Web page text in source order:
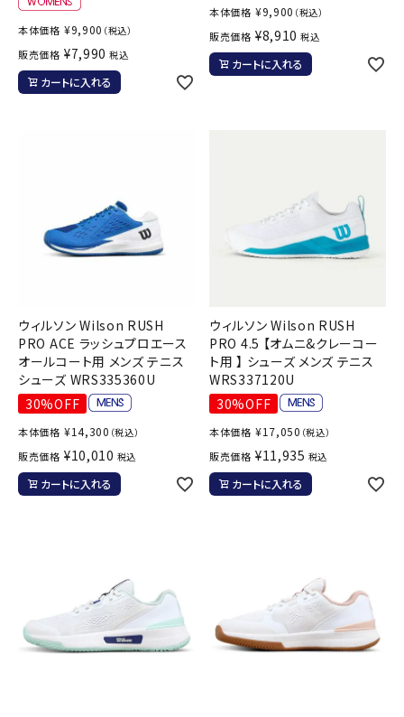
プライバシーポリシー
本体価格 ¥9,900 （税込）
販売価格 ¥7,990 税込
カートに入れる
本体価格 ¥9,900 （税込）
販売価格 ¥8,910 税込
カートに入れる
ウィルソン Wilson RUSH
PRO ACE ラッシュプロエース
オールコート用 メンズ テニス
シューズ WRS335360U
30%OFF
本体価格 ¥14,300 （税込）
販売価格 ¥10,010 税込
カートに入れる
ウィルソン Wilson RUSH
PRO 4.5 【オムニ&クレーコー
ト用 】 シューズ メンズ テニス
WRS337120U
30%OFF
本体価格 ¥17,050 （税込）
販売価格 ¥11,935 税込
カートに入れる